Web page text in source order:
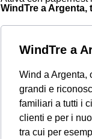
WindTre a
WindTre a
Wind a Argenta,
grandi e
familiari a tutti i
clienti e per i
tra cui per